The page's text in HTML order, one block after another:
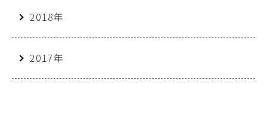
2018年
2017年